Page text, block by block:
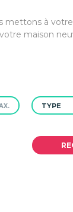
mettons à
maison
TYPE